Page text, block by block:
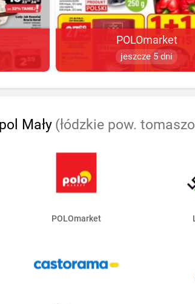
POLOmarket
jeszcze 5 dni
Mały (łódzkie pow.
POLOmarket